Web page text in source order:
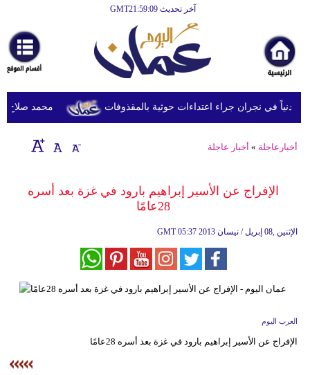
آخر تحديث GMT21:59:09
أخبارعاجلة
رياضة
ثقافة
إقتصاد
وموسيقى
محمد صلاح يصل
أخبارعاجلة » أخبار عاجلة
الإفراج عن الأسير إبراهيم بارود في غزة بعد أسره
28عامًا
GMT 05:37 2013 الإثنين ,08 إبريل / نيسان
العرب اليوم
الإفراج عن الأسير إبراهيم بارود في غزة بعد أسره 28عامًا